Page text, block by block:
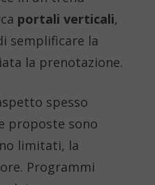
portali verticali,
semplificare la
la prenotazione.
spesso
proposte sono
limitati, la
Programmi